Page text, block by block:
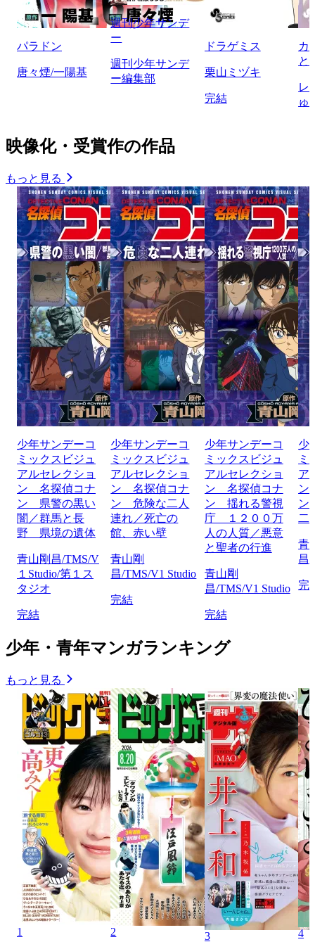
パラドン
唐々煙/一陽基
週刊少年サンデ
ー
週刊少年サンデ
ー編集部
ドラゲミス
栗山ミヅキ
完結
カ
と
レ
ゅ
映像化・受賞作の作品
もっと見る
少年サンデーコ
ミックスビジュ
アルセレクショ
ン 名探偵コナ
ン 県警の黒い
闇／群馬と長
野 県境の遺体
青山剛昌/TMS/V
１Studio/第１ス
タジオ
完結
少年サンデーコ
ミックスビジュ
アルセレクショ
ン 名探偵コナ
ン 危険な二人
連れ／死亡の
館、赤い壁
青山剛
昌/TMS/V1 Studio
完結
少年サンデーコ
ミックスビジュ
アルセレクショ
ン 名探偵コナ
ン 揺れる警視
庁 １２００万
人の人質／悪意
と聖者の行進
青山剛
昌/TMS/V1 Studio
完結
少
ミ
ア
ン
ン
二
青
昌
完
少年・青年マンガランキング
もっと見る
1 2 3 4